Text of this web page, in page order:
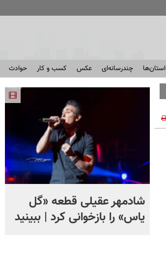
استان‌ها چندرسانه‌ای عکس کسب و کار حوادث
شادمهر عقیلی قطعه «گل
یاس» را بازخوانی کرد | ببینید